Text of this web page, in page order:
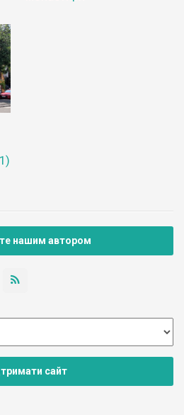
нашим автором
сайт